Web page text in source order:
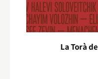
La Torà